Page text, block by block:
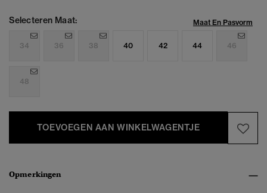
Selecteren Maat: Maat En Pasvorm
34 36 38 40 42 44 46
48
TOEVOEGEN AAN WINKELWAGENTJE
Opmerkingen